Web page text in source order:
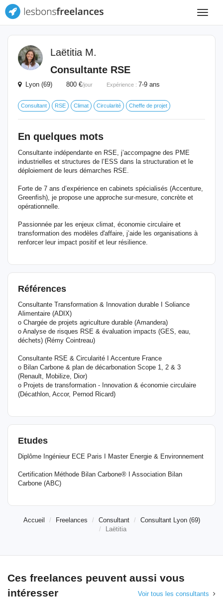
Toggle
Laëtitia M.
Consultante RSE
Lyon (69) 800 €/jour Expérience : 7-9 ans
Consultant RSE Climat Circularité Cheffe de projet
En quelques mots
Consultante indépendante en RSE, j’accompagne des PME
industrielles et structures de l’ESS dans la structuration et le
déploiement de leurs démarches RSE.
Forte de 7 ans d’expérience en cabinets spécialisés (Accenture,
Greenfish), je propose une approche sur-mesure, concrète et
opérationnelle.
Passionnée par les enjeux climat, économie circulaire et
transformation des modèles d'affaire, j’aide les organisations à
renforcer leur impact positif et leur résilience.
Références
Consultante Transformation & Innovation durable I Soliance
Alimentaire (ADIX)
o Chargée de projets agriculture durable (Amandera)
o Analyse de risques RSE & évaluation impacts (GES, eau,
déchets) (Rémy Cointreau)
Consultante RSE & Circularité I Accenture France
o Bilan Carbone & plan de décarbonation Scope 1, 2 & 3
(Renault, Mobilize, Dior)
o Projets de transformation - Innovation & économie circulaire
(Décathlon, Accor, Pernod Ricard)
Etudes
Diplôme Ingénieur ECE Paris I Master Energie & Environnement
Certification Méthode Bilan Carbone® I Association Bilan
Carbone (ABC)
Accueil Freelances Consultant
Consultant Lyon (69)
Laëtitia
Ces freelances peuvent aussi vous
intéresser
Voir tous les consultants